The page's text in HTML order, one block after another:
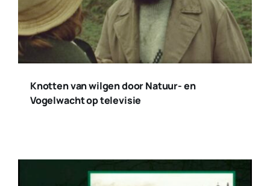
Knotten van wilgen door Natuur- en
Vogelwacht op televisie